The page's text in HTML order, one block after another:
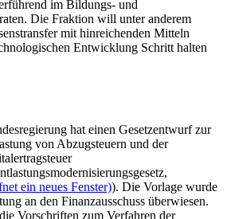
im Bildungs- und
Die Fraktion will unter anderem
mit hinreichenden Mitteln
Entwicklung Schritt halten
hat einen Gesetzentwurf zur
von Abzugsteuern und der
ein neues Fenster)). Die Vorlage wurde
an den Finanzausschuss überwiesen.
Vorschriften zum Verfahren der